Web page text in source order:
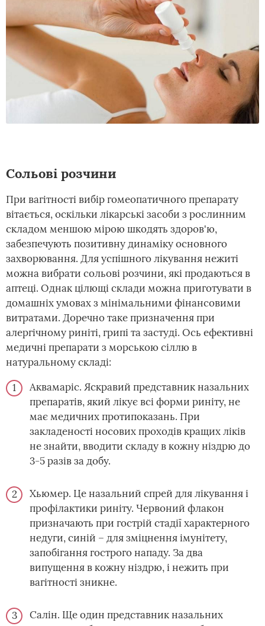
Сольові розчини
При вагітності вибір гомеопатичного препарату
вітається, оскільки лікарські засоби з рослинним
складом меншою мірою шкодять здоров'ю,
забезпечують позитивну динаміку основного
захворювання. Для успішного лікування нежиті
можна вибрати сольові розчини, які продаються в
аптеці. Однак цілющі склади можна приготувати в
домашніх умовах з мінімальними фінансовими
витратами. Доречно таке призначення при
алергічному риніті, грипі та застуді. Ось ефективні
медичні препарати з морською сіллю в
натуральному складі:
Аквамаріс. Яскравий представник назальних
препаратів, який лікує всі форми риніту, не
має медичних протипоказань. При
закладеності носових проходів кращих ліків
не знайти, вводити складу в кожну ніздрю до
3-5 разів за добу.
Хьюмер. Це назальний спрей для лікування і
профілактики риніту. Червоний флакон
призначають при гострій стадії характерного
недуги, синій – для зміцнення імунітету,
запобігання гострого нападу. За два
випущення в кожну ніздрю, і нежить при
вагітності зникне.
Салін. Ще один представник назальних